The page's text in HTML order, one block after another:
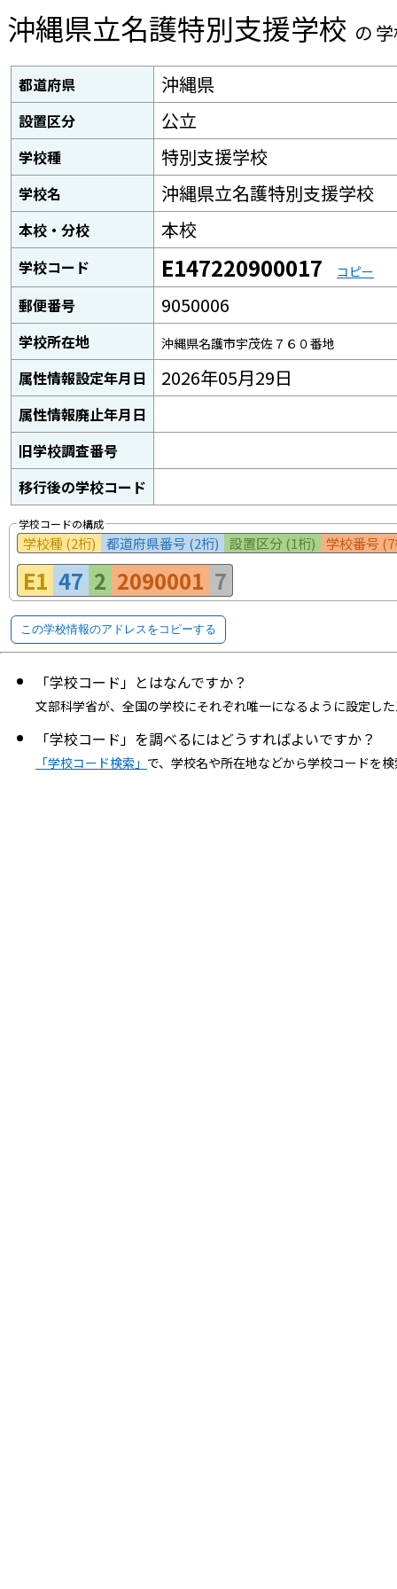
沖縄県立名護特別支援学校 の
都道府県 沖縄県
設置区分 公立
学校種 特別支援学校
学校名 沖縄県立名護特別支援学校
本校・分校 本校
学校コード E147220900017 コピー
郵便番号 9050006
学校所在地 沖縄県名護市宇茂佐７６０番地
属性情報設定年月日 2026年05月29日
属性情報廃止年月日
旧学校調査番号
移行後の学校コード
学校コードの構成
学校種 (2桁) 都道府県番号 (2桁) 設置区分 (1桁) 学校番号
E1 47 2 2090001 7
この学校情報のアドレスをコピーする
「学校コード」とはなんですか？
文部科学省が、全国の学校にそれぞれ唯一になるように設定し
「学校コード」を調べるにはどうすればよいですか？
「学校コード検索」 で、学校名や所在地などから学校コードを